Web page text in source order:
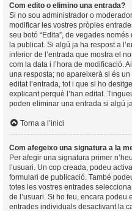
Com edito o elimino una entrada?
Si no sou administrador o
modificar les vostres pròpies
seu botó “Edita”, de vegades
la publicat. Si algú ja ha respost a
inferior de l’entrada que mostra el
com la data i l’hora de modificació.
una resposta; no apareixerà si és
editat l’entrada, tot i que si ho
explicant perquè l’han editat.
poden eliminar una entrada si algú
Torna a l’inici
Com afegeixo una signatura a la
Per afegir una signatura primer
l’usuari. Un cop creada, podeu
formulari de publicació. També
totes les vostres entrades
de l’usuari. Si ho feu, encara podeu
entrades individuals desactivant la